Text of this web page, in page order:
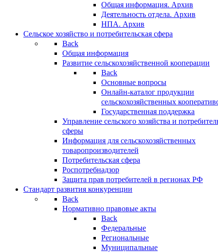
Общая информация. Архив
Деятельность отдела. Архив
НПА. Архив
Сельское хозяйство и потребительская сфера
Back
Общая информация
Развитие сельскохозяйственной кооперации
Back
Основные вопросы
Онлайн-каталог продукции
сельскохозяйственных
Государственная поддержка
Управление сельского хозяйства и
сферы
Информация для сельскохозяйственных
товаропроизводителей
Потребительская сфера
Роспотребнадзор
Защита прав потребителей в регионах РФ
Стандарт развития конкуренции
Back
Нормативно правовые акты
Back
Федеральные
Региональные
Муниципальные